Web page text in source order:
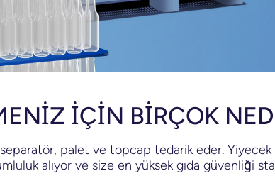
İÇİN BİRÇOK
palet ve topcap tedarik eder.
alıyor ve size en yüksek gıda güvenliği